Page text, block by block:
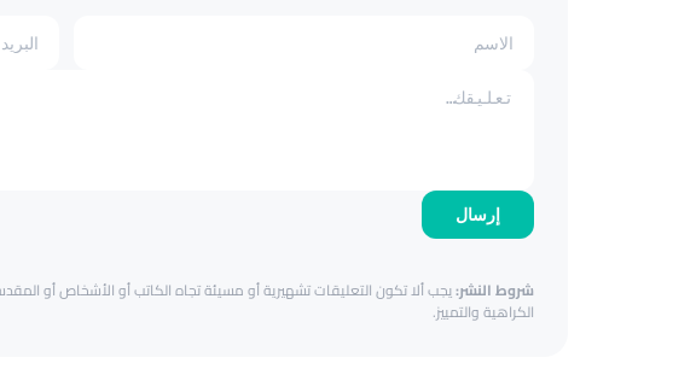
إرسال
شروط النشر:يجب ألا تكون التعليقات تشهيرية أو مسيئة تجاه الكاتب أو الأشخاص أو
الكراهية والتمييز.